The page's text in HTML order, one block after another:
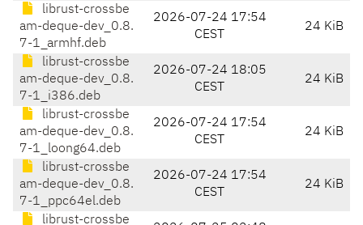
librust-crossbe
am-deque-dev_0.8.
7-1_armhf.deb
2026-07-24 17:54
CEST
24 KiB
librust-crossbe
am-deque-dev_0.8.
7-1_i386.deb
2026-07-24 18:05
CEST
24 KiB
librust-crossbe
am-deque-dev_0.8.
7-1_loong64.deb
2026-07-24 17:54
CEST
24 KiB
librust-crossbe
am-deque-dev_0.8.
7-1_ppc64el.deb
2026-07-24 17:54
CEST
24 KiB
librust-crossbe